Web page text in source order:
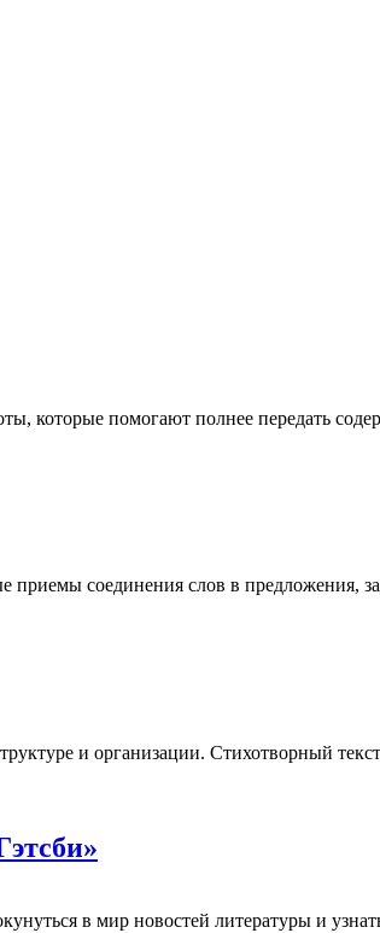
которые помогают полнее передать
соединения слов в предложения,
и организации. Стихотворный
в мир новостей литературы и